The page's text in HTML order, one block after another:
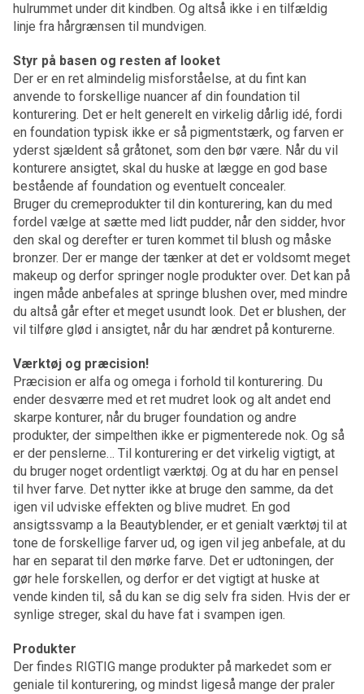
hulrummet under dit kindben. Og altså ikke i en tilfældig
linje fra hårgrænsen til mundvigen.
Styr på basen og resten af looket
Der er en ret almindelig misforståelse, at du fint kan
anvende to forskellige nuancer af din foundation til
konturering. Det er helt generelt en virkelig dårlig idé, fordi
en foundation typisk ikke er så pigmentstærk, og farven er
yderst sjældent så gråtonet, som den bør være. Når du vil
konturere ansigtet, skal du huske at lægge en god base
bestående af foundation og eventuelt concealer.
Bruger du cremeprodukter til din konturering, kan du med
fordel vælge at sætte med lidt pudder, når den sidder, hvor
den skal og derefter er turen kommet til blush og måske
bronzer. Der er mange der tænker at det er voldsomt meget
makeup og derfor springer nogle produkter over. Det kan på
ingen måde anbefales at springe blushen over, med mindre
du altså går efter et meget usundt look. Det er blushen, der
vil tilføre glød i ansigtet, når du har ændret på konturerne.
Værktøj og præcision!
Præcision er alfa og omega i forhold til konturering. Du
ender desværre med et ret mudret look og alt andet end
skarpe konturer, når du bruger foundation og andre
produkter, der simpelthen ikke er pigmenterede nok. Og så
er der penslerne… Til konturering er det virkelig vigtigt, at
du bruger noget ordentligt værktøj. Og at du har en pensel
til hver farve. Det nytter ikke at bruge den samme, da det
igen vil udviske effekten og blive mudret. En god
ansigtssvamp a la Beautyblender, er et genialt værktøj til at
tone de forskellige farver ud, og igen vil jeg anbefale, at du
har en separat til den mørke farve. Det er udtoningen, der
gør hele forskellen, og derfor er det vigtigt at huske at
vende kinden til, så du kan se dig selv fra siden. Hvis der er
synlige streger, skal du have fat i svampen igen.
Produkter
Der findes RIGTIG mange produkter på markedet som er
geniale til konturering, og mindst ligeså mange der praler